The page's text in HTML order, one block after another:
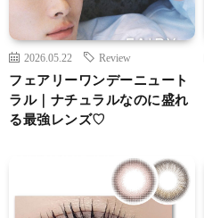
2026.05.22 Review
フェアリーワンデーニュート
ラル｜ナチュラルなのに盛れ
る最強レンズ♡